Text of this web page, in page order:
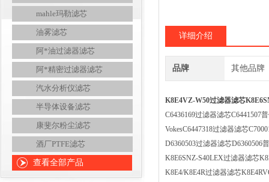
mahle玛勒滤芯
油雾滤芯
阿*油过滤器滤芯
阿*精密过滤器滤芯
汽水分析仪滤芯
半导体设备滤芯
康斐尔粉尘滤芯
酒厂PTFE滤芯
查看全部产品
详细介绍
品牌 其他品牌
K8E4VZ-W50过滤器滤芯
C6436169过滤器滤芯C6441507
VokesC6447318过滤器滤芯
D6360503过滤器滤芯D6360506
K8E6SNZ-S40LEX过滤器滤芯
K8E4/K8E4R过滤器滤芯